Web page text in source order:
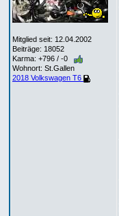
Mitglied seit: 12.04.2002
Beiträge: 18052
Karma: +796 / -0
Wohnort: St.Gallen
2018 Volkswagen T6